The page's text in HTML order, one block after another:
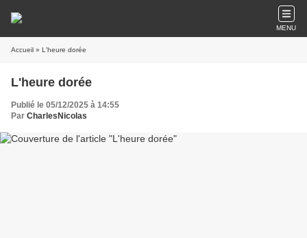
MENU
Accueil » L'heure dorée
L'heure dorée
Publié le 05/12/2025 à 14:55
Par CharlesNicolas